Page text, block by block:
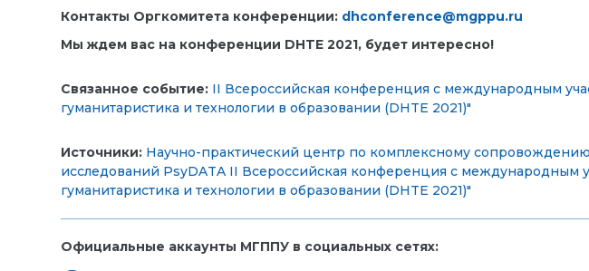
Контакты Оргкомитета конференции: dhconference@mgppu.ru
Мы ждем вас на конференции DHTE 2021, будет интересно!
Связанное событие: II Всероссийская конференция с международным
гуманитаристика и технологии в образовании (DHTE 2021)"
Источники: Научно-практический центр по комплексному
исследований PsyDATA II Всероссийская конференция с международным
гуманитаристика и технологии в образовании (DHTE 2021)"
Официальные аккаунты МГППУ в социальных сетях: